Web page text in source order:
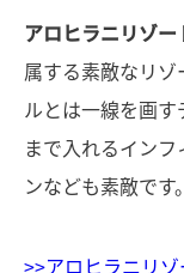
アロヒラニリゾー
属する素敵なリ
ルとは一線を画
まで入れるイン
ンなども素敵です。
>>アロヒラニリ